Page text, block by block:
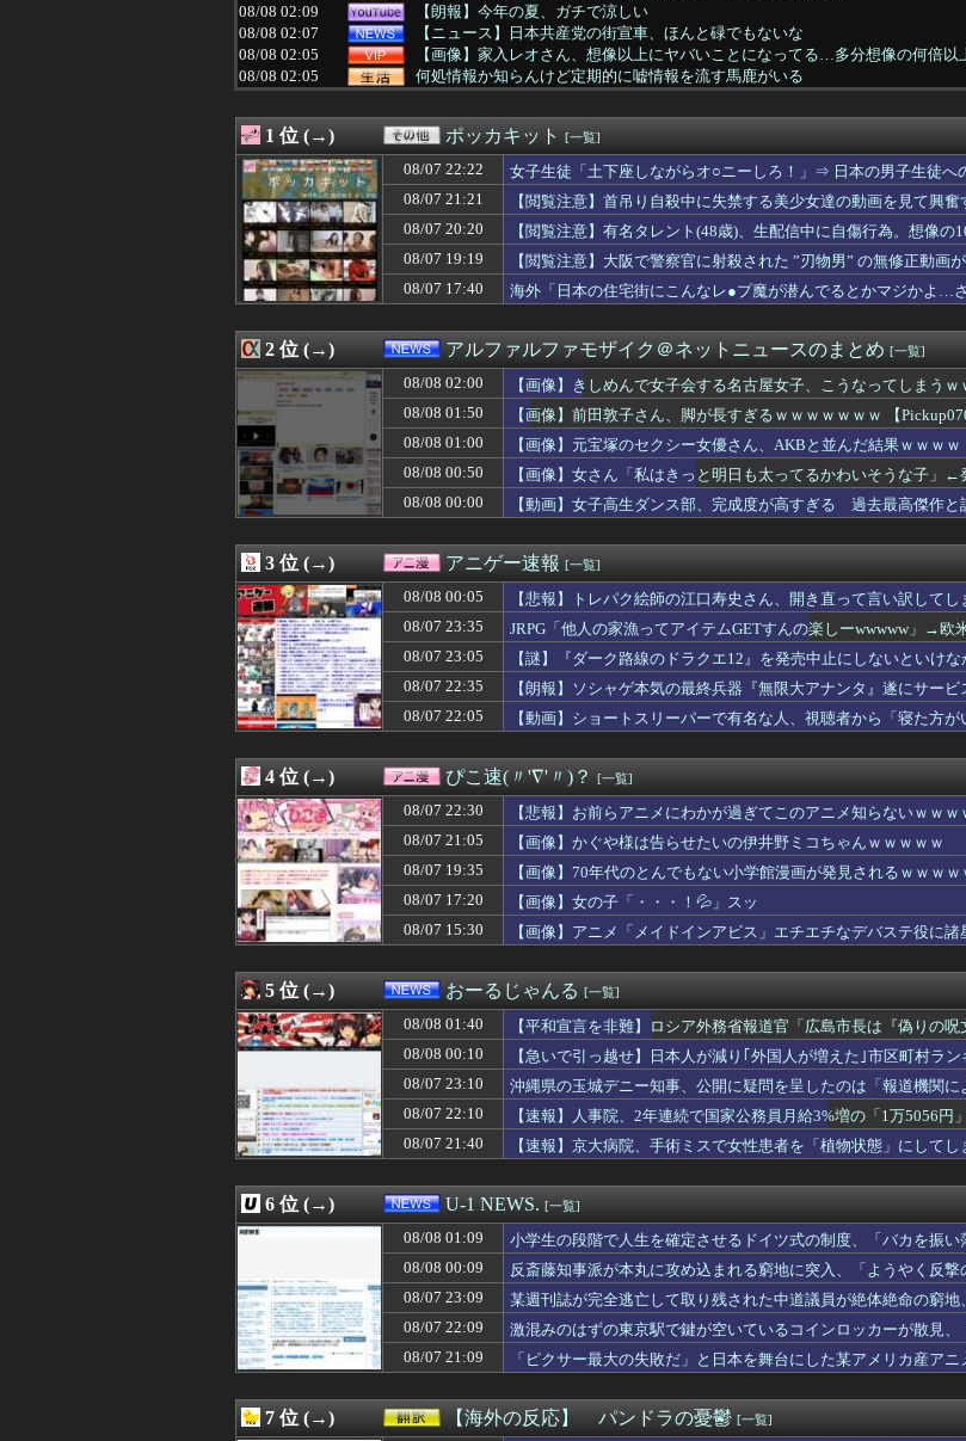
08/08 02:09
【朗報】今年の夏、ガチで涼しい
08/08 02:07
【ニュース】日本共産党の街宣車、ほんと碌でもないな
08/08 02:05
【画像】家入レオさん、想像以上にヤバいことになってる…多分想像の何倍以
08/08 02:05
何処情報か知らんけど定期的に嘘情報を流す馬鹿がいる
08/08 02:05
【悲報】弱者男性、フェミニズムを「陰謀論」だと思っていたｗｗｗｗ
08/08 02:05
【セ順位】虎=兎-====//====燕=星==竜=鯉 【8/7】
08/08 02:05
きまぐれオレンジロードみたいな青春を送りたいなっっっっ
08/08 02:03
【衝撃】ワンピースの正体、ガチ『コレ』だと判明ｗｗｗｗ
08/08 02:02
【悲報】イッヌさん、飼い主の『レズプレイ』を見てドン引き・・・
08/08 02:02
ガンダム・センチネルの小説を読んでラスボスに驚いた
08/08 02:00
【ラブライブ！】菅叶和さん、公式インスタ開設【声優】
08/08 02:00
ワンピースの「世界に5種しかない飛行能力」ついに謎が判明するｗｗｗｗ
08/08 02:00
三山賀子アナと森山みなみアナ 巨乳 ＆ ノースリーブ！！【GIF動画あり】
08/08 02:00
【聖人】ヒカキンさん、熊本地震被災地へ2000万円の寄付！
08/08 02:00
筒井あやめの『脇肉』コレクション、大変なことになってるって...
08/08 02:00
【悲報】思春期の娘に「キモッ」と言われたお父さん、グレる
08/08 01:59
【いのち】れいわ支持者「『れいわ信者』『れいわ知能』は差別的。放送禁止
08/08 01:58
【九州名物】鶏刺し食べた医師、全身麻痺へ…「死んだほうが良かった」
08/08 01:55
千葉市 「インコを見せてあげる」女児を公園内に誘い込みわいせつか アダル
08/08 01:50
【画像】前田敦子さん、脚が長すぎるｗｗｗｗｗｗｗ 【Pickup0709161...
08/08 01:50
【朗報】日本サッカー、20年安泰になってしまうWWWWWWWWWWWW
08/08 01:50
【悲報】女さん、歩行者を轢いた挙句、道路で昼寝をしようとしてしまう
08/08 01:44
【画像】ハンバーグDON作ったけど
08/08 01:41
【画像】だらしない体型の南米女ｗｗｗｗｗ
08/08 01:40
賀喜遥香ちゃん、ミニカズーで最駆けを演奏ｗ【乃木坂46】
08/08 01:40
【凄い】映画『ちいかわ』公開14日間で興収50億円突破！！
08/08 01:40
【平和宣言を非難】ロシア外務省報道官「広島市長は『偽りの呪文』繰り返し
08/08 01:39
娘が生まれて嫁への愛情が薄れ、職場の女とフリンして離婚した。ところが、
08/08 01:35
【悲報】粗品、永久追放ｗｗｗｗｗｗｗｗｗｗｗｗｗｗｗ（証拠あり）
08/08 01:34
【画像】この巨乳筋トレ女子ｗｗｗｗｗｗｗｗｗｗｗ
08/08 01:33
【ｼｺ画像】22歳の女さんのむき出しお乳、エ○チ過ぎるｗｗｗｗｗｗｗｗｗｗ
08/08 01:31
【ウマ娘】とりあえず育成完了させたウマ娘のスキルを取得するのが面倒…こ
08/08 01:30
アラフォーワイ、仕事をやめる決心をする
08/08 01:30
◆日本代表◆板倉滉は「めっちゃモテる」 年収7億円・お洒落・包容力…超愛さ
08/08 01:30
DeNA・度会隆輝ののヒロイン、選挙候補者の街頭演説に聞こえる
08/08 01:30
【サッカー】韓国サッカー協会、性接待疑惑 日本人審判も含まれると報道 「J
08/08 01:30
【悲報】大阪で白昼堂々誘拐事件発生 wwwwwwwwwwwwwwwwwwwww...
08/08 01:30
【画像】Fカップ女子21歳、下乳ポロリ祭りｗｗｗｗｗ
08/08 01:29
義弟嫁「駅で男の人と一緒でしたよねぇ？」私「従弟だけど？」→意味深な言
08/08 01:25
【悲報】彼氏いる女寝取りまくったらｗｗｗｗｗｗｗｗｗｗwwww
08/08 01:20
日本代表DF冨安健洋の英プレミア・クリスタルパレス加入が正式決定 鎌田大
08/08 01:20
イメージDVD界にブレイク確定の超大型新人が爆誕するwwwww黒髪清純乙女・
08/08 01:17
【ウマ娘】懐かしいと感じたらおっさん
08/08 01:17
隣人「旅行に行ってきます！」私「この時期に？」→ノーマスクで出掛ける姿
『広島燃ゆ』と『ヤクルト燃ゆ』を比較←カープファンの反応「新井監督2年
08/08 01:15
放置子「お腹へった～」女性「お母さんはどうしたの？」 → 大胆すぎる尋問で
08/08 01:15
クンニ中に匂ったらこうなるww
08/08 01:13
【悲報】ロシア、じわじわと逝き始める
08/08 01:12
【ガチ】キャスターの大越健介、高市首相に『爆弾発言』をしてしまう！！！
08/08 01:10
【画像】ジャンポケ斎藤「性行為の許諾は取ったことありません」
08/08 01:10
【画像】4年で巨乳に成長した女の子、両方JC時代の比較写真がこちらｗｗｗｗ
08/08 01:09
小学生の段階で人生を確定させるドイツ式の制度、「バカを振い落せるから合
【朗報】兎田ぺこら：なんか水着イベント100位以内入ってるんだが？ぺこ！
08/08 01:09
免許証更新者のゴールド免許率、６７％ｗｗｗｗ
08/08 01:06
義母が初対面の私の父を学校もろくに出ていないんでしょ？」と見下した。し
08/08 01:05
【画像】FRIDAY砲された巨人軍のエースさん、隣の女子が絶対に美人だと話題
08/08 01:05
【悲報】オタク男子の理想「ACが好きでスタバより牛丼屋に行きたがる女」
08/08 01:05
【画像】44歳の芸能人が同窓会に参加した結果ｗｗｗｗｗｗｗｗｗｗｗｗｗｗ
08/08 01:03
【悲報】ワンピースさん、長すぎるせいで新規ファンがガチで誰もいないｗｗ
08/08 01:03
【画像】日本のライオンさん、溶けるｗｗｗｗｗｗｗｗｗｗｗｗｗｗ
1 位 (→) ポッカキット [一覧]
08/07 22:22
女子生徒「土下座しながらオ○ニーしろ！」⇒ 日本の男子生徒へ
08/07 21:21
【閲覧注意】首吊り自殺中に失禁する美少女達の動画を見て興
08/07 20:20
【閲覧注意】有名タレント(48歳)、生配信中に自傷行為。想像
08/07 19:19
【閲覧注意】大阪で警察官に射殺された ”刃物男” の無修正動画
08/07 17:40
海外「日本の住宅街にこんなレ●プ魔が潜んでるとかマジかよ…
2 位 (→) アルファルファモザイク＠ネットニュースのまとめ [一覧]
08/08 02:00
【画像】きしめんで女子会する名古屋女子、こうなってしまうｗ
08/08 01:50
【画像】前田敦子さん、脚が長すぎるｗｗｗｗｗｗｗ 【
08/08 01:00
【画像】元宝塚のセクシー女優さん、AKBと並んだ結果ｗｗｗｗ
08/08 00:50
【画像】女さん「私はきっと明日も太ってるかわいそうな子」←
08/08 00:00
【動画】女子高生ダンス部、完成度が高すぎる 過去最高傑作と
3 位 (→) アニゲー速報 [一覧]
08/08 00:05
【悲報】トレパク絵師の江口寿史さん、開き直って言い訳して
08/07 23:35
JRPG「他人の家漁ってアイテムGETすんの楽しーwwwww」→欧
08/07 23:05
【謎】『ダーク路線のドラクエ12』を発売中止にしないといけ
08/07 22:35
【朗報】ソシャゲ本気の最終兵器『無限大アナンタ』遂にサービ
08/07 22:05
【動画】ショートスリーパーで有名な人、視聴者から「寝た方
4 位 (→) ぴこ速(〃'∇'〃)？ [一覧]
08/07 22:30
【悲報】お前らアニメにわかが過ぎてこのアニメ知らないｗｗｗ
08/07 21:05
【画像】かぐや様は告らせたいの伊井野ミコちゃんｗｗｗｗｗ
08/07 19:35
【画像】70年代のとんでもない小学館漫画が発見されるｗｗｗｗ
08/07 17:20
【画像】女の子「・・・！💦」スッ
08/07 15:30
【画像】アニメ「メイドインアビス」エチエチなデバステ役に
5 位 (→) おーるじゃんる [一覧]
08/08 01:40
【平和宣言を非難】ロシア外務省報道官「広島市長は『偽りの呪
08/08 00:10
【急いで引っ越せ】日本人が減り｢外国人が増えた｣市区町村ラ
08/07 23:10
沖縄県の玉城デニー知事、公開に疑問を呈したのは「報道機関
た」とよくわからない説明
08/07 22:10
【速報】人事院、2年連続で国家公務員月給3%増の「1万5056円
08/07 21:40
【速報】京大病院、手術ミスで女性患者を「植物状態」にしてし
6 位 (→) U-1 NEWS. [一覧]
08/08 01:09
小学生の段階で人生を確定させるドイツ式の制度、「バカを振
08/08 00:09
反斎藤知事派が本丸に攻め込まれる窮地に突入、「ようやく反
08/07 23:09
某週刊誌が完全逃亡して取り残された中道議員が絶体絶命の窮
呆れる人が続出
08/07 22:09
激混みのはずの東京駅で鍵が空いているコインロッカーが散見
08/07 21:09
「ピクサー最大の失敗だ」と日本を舞台にした某アメリカ産
7 位 (→) 【海外の反応】 パンドラの憂鬱 [一覧]